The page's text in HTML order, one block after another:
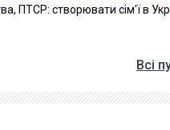
ПТСР: створювати сім'ї в
Всі